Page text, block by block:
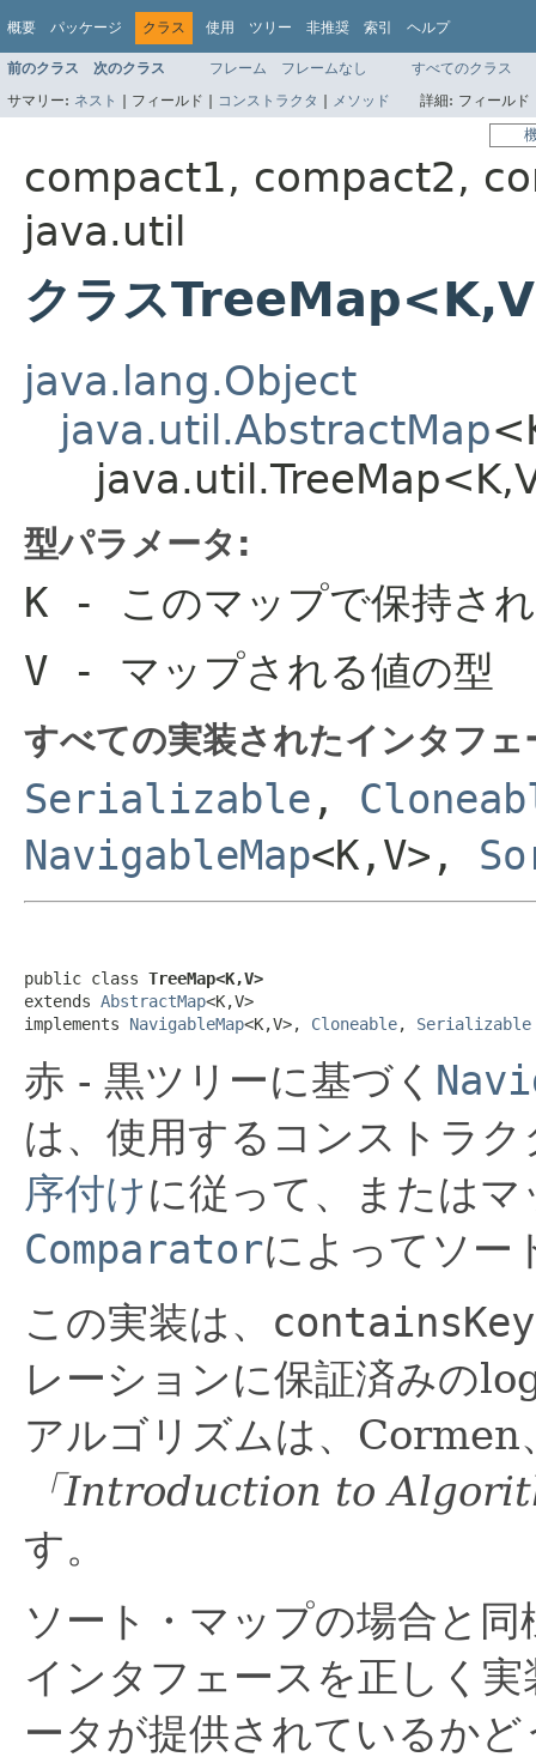
概要 パッケージ クラス 使用 ツリー 非推奨 索引 ヘルプ
前のクラス 次のクラス フレーム フレームなし
すべてのクラス
サマリー: ネスト | フィールド | コンストラクタ | メソッド 詳細: フィール
compact1, compact2,
java.util
クラス
java.lang.Object
java.util.AbstractMap
型パラメータ:
K - このマップで保持さ
V - マップされる値の型
すべての実装されたインタフ
Serializable ,
NavigableMap<K,V>,
public class TreeMap<K,V>
extends AbstractMap<K,V>
implements NavigableMap<K,V>, Cloneable, Serializable
赤 - 黒ツリーに基づく
は、使用するコンストラ
序付けに従って、または
Comparatorによってソー
この実装は、 containsKey
レーションに保証済みの
アルゴリズムは、
「Introduction to
す。
ソート・マップの場合と
インタフェースを正しく
ータが提供されているか